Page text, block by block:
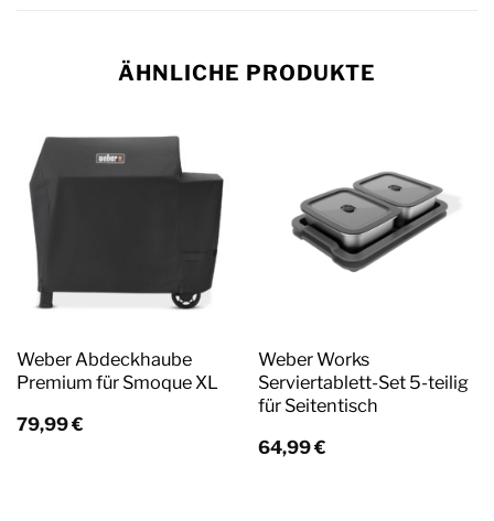
ÄHNLICHE PRODUKTE
Weber Abdeckhaube
Premium für Smoque XL
79,99€
Weber Works
Serviertablett-Set 5-teilig
für Seitentisch
64,99€